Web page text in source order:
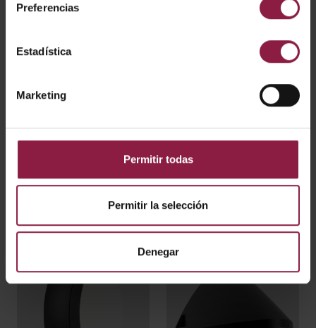
Preferencias
Estadística
Marketing
Permitir todas
Permitir la selección
Denegar